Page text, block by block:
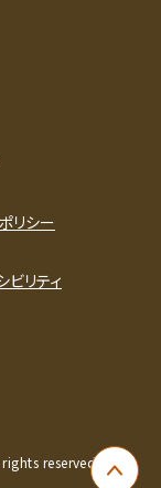
ペー
リシー
ビリティ
reserved.